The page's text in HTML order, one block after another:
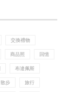
交換禮物
商品照 回憶
布達佩斯
散步 旅行